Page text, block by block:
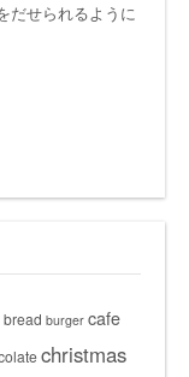
だせられるように
bread burger cafe
christmas